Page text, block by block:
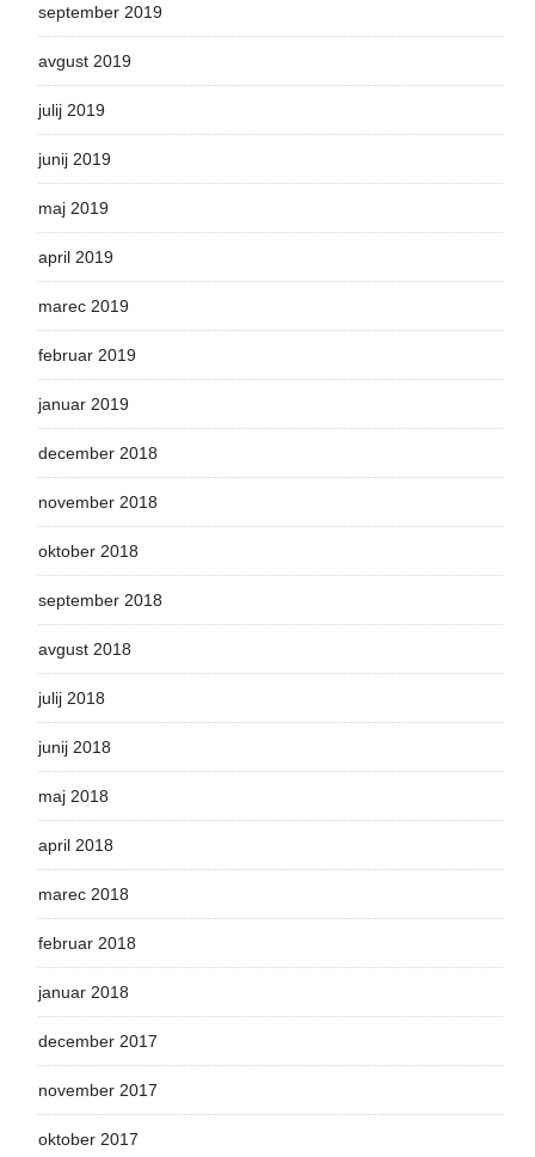
september 2019
avgust 2019
julij 2019
junij 2019
maj 2019
april 2019
marec 2019
februar 2019
januar 2019
december 2018
november 2018
oktober 2018
september 2018
avgust 2018
julij 2018
junij 2018
maj 2018
april 2018
marec 2018
februar 2018
januar 2018
december 2017
november 2017
oktober 2017